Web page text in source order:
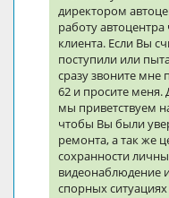
директором
работу
клиента. Если Вы
поступили или
сразу звоните мне
62 и просите
мы приветствуем
чтобы Вы были
ремонта, а так же
сохранности
видеонаблюдение
спорных